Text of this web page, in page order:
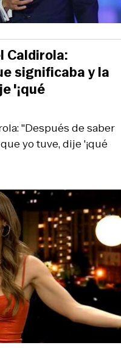
"Después de saber
yo tuve, dije '¡qué
Caldirola:
significaba y la
'¡qué